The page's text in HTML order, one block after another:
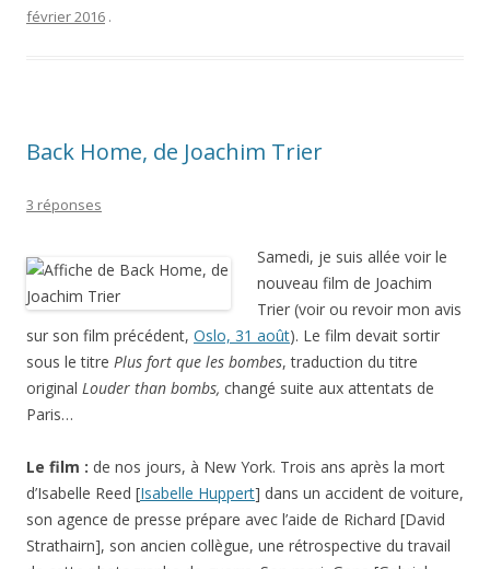
février 2016 .
Back Home, de Joachim Trier
3 réponses
Samedi, je suis allée voir le
nouveau film de Joachim
Trier (voir ou revoir mon avis
sur son film précédent, Oslo, 31 août). Le film devait sortir
sous le titre Plus fort que les bombes, traduction du titre
original Louder than bombs, changé suite aux attentats de
Paris…
Le film : de nos jours, à New York. Trois ans après la mort
d’Isabelle Reed [Isabelle Huppert] dans un accident de voiture,
son agence de presse prépare avec l’aide de Richard [David
Strathairn], son ancien collègue, une rétrospective du travail